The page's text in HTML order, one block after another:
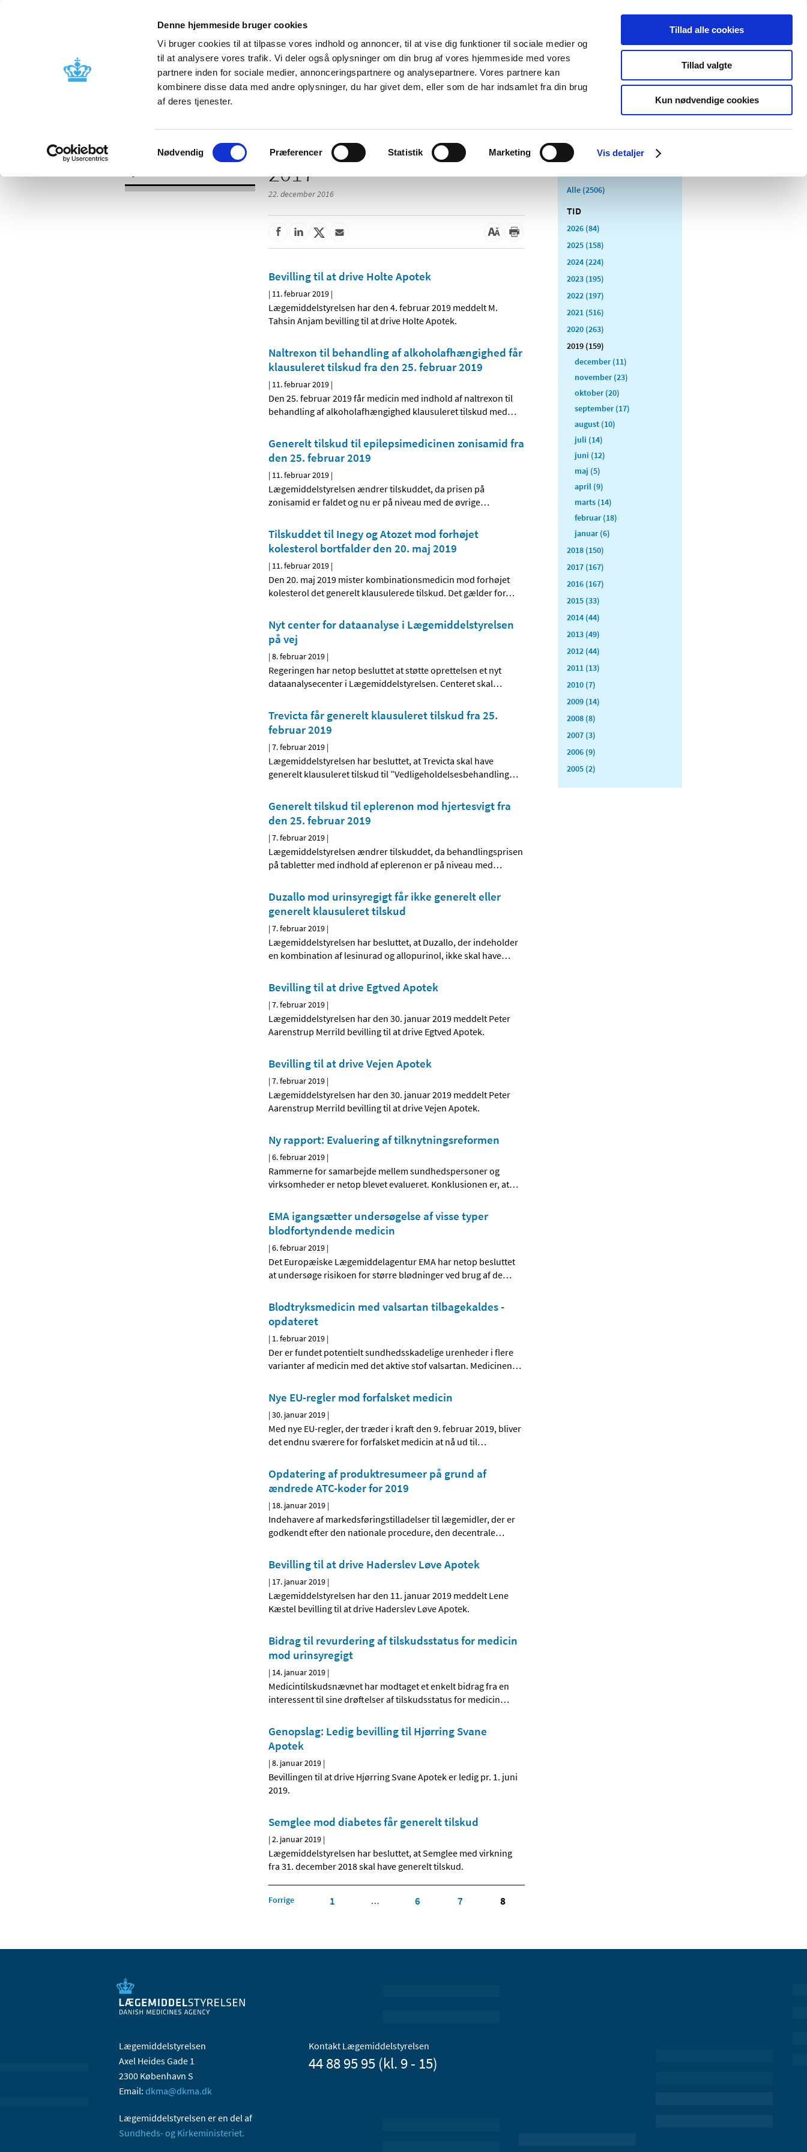
Denne hjemmeside bruger cookies
Vi bruger cookies til at tilpasse vores indhold og annoncer, til at vise dig funktioner til sociale medier og
til at analysere vores trafik. Vi deler også oplysninger om din brug af vores hjemmeside med vores
partnere inden for sociale medier, annonceringspartnere og analysepartnere. Vores partnere kan
kombinere disse data med andre oplysninger, du har givet dem, eller som de har indsamlet fra din brug
af deres tjenester.
Samtykkevalg
Nødvendig Præferencer Statistik Marketing Vis detaljer
Tillad alle cookies
Tillad valgte
Kun nødvendige cookies
Nyheder Om os Kontakt Udgivelser
Godkendelse og
Bivirkninger og
produktinformation
Tilskud og
Apoteker og salg af
Medicinsk
Særlige
produktområder
2017
22. december 2016
Bevilling til at drive Holte Apotek
| 11. februar 2019 |
Lægemiddelstyrelsen har den 4. februar 2019 meddelt M.
Tahsin Anjam bevilling til at drive Holte Apotek.
Naltrexon til behandling af alkoholafhængighed får
klausuleret tilskud fra den 25. februar 2019
| 11. februar 2019 |
Den 25. februar 2019 får medicin med indhold af naltrexon til
behandling af alkoholafhængighed klausuleret tilskud med…
Generelt tilskud til epilepsimedicinen zonisamid fra
den 25. februar 2019
| 11. februar 2019 |
Lægemiddelstyrelsen ændrer tilskuddet, da prisen på
zonisamid er faldet og nu er på niveau med de øvrige…
Tilskuddet til Inegy og Atozet mod forhøjet
kolesterol bortfalder den 20. maj 2019
| 11. februar 2019 |
Den 20. maj 2019 mister kombinationsmedicin mod forhøjet
kolesterol det generelt klausulerede tilskud. Det gælder for…
Nyt center for dataanalyse i Lægemiddelstyrelsen
på vej
|8. februar 2019 |
Regeringen har netop besluttet at støtte oprettelsen et nyt
dataanalysecenter i Lægemiddelstyrelsen. Centeret skal…
Trevicta får generelt klausuleret tilskud fra 25.
februar 2019
|7. februar 2019 |
Lægemiddelstyrelsen har besluttet, at Trevicta skal have
generelt klausuleret tilskud til ”Vedligeholdelsesbehandling…
Generelt tilskud til eplerenon mod hjertesvigt fra
den 25. februar 2019
|7. februar 2019 |
Lægemiddelstyrelsen ændrer tilskuddet, da behandlingsprisen
på tabletter med indhold af eplerenon er på niveau med…
Duzallo mod urinsyregigt får ikke generelt eller
generelt klausuleret tilskud
|7. februar 2019 |
Lægemiddelstyrelsen har besluttet, at Duzallo, der indeholder
en kombination af lesinurad og allopurinol, ikke skal have…
Bevilling til at drive Egtved Apotek
|7. februar 2019 |
Lægemiddelstyrelsen har den 30. januar 2019 meddelt Peter
Aarenstrup Merrild bevilling til at drive Egtved Apotek.
Bevilling til at drive Vejen Apotek
|7. februar 2019 |
Lægemiddelstyrelsen har den 30. januar 2019 meddelt Peter
Aarenstrup Merrild bevilling til at drive Vejen Apotek.
Ny rapport: Evaluering af tilknytningsreformen
|6. februar 2019 |
Rammerne for samarbejde mellem sundhedspersoner og
virksomheder er netop blevet evalueret. Konklusionen er, at…
EMA igangsætter undersøgelse af visse typer
blodfortyndende medicin
|6. februar 2019 |
Det Europæiske Lægemiddelagentur EMA har netop besluttet
at undersøge risikoen for større blødninger ved brug af de…
Blodtryksmedicin med valsartan tilbagekaldes -
opdateret
| 1. februar 2019 |
Der er fundet potentielt sundhedsskadelige urenheder i flere
varianter af medicin med det aktive stof valsartan. Medicinen…
Nye EU-regler mod forfalsket medicin
|30. januar 2019 |
Med nye EU-regler, der træder i kraft den 9. februar 2019, bliver
det endnu sværere for forfalsket medicin at nå ud til…
Opdatering af produktresumeer på grund af
ændrede ATC-koder for 2019
| 18. januar 2019 |
Indehavere af markedsføringstilladelser til lægemidler, der er
godkendt efter den nationale procedure, den decentrale…
Bevilling til at drive Haderslev Løve Apotek
| 17. januar 2019 |
Lægemiddelstyrelsen har den 11. januar 2019 meddelt Lene
Kæstel bevilling til at drive Haderslev Løve Apotek.
Bidrag til revurdering af tilskudsstatus for medicin
mod urinsyregigt
| 14. januar 2019 |
Medicintilskudsnævnet har modtaget et enkelt bidrag fra en
interessent til sine drøftelser af tilskudsstatus for medicin…
Genopslag: Ledig bevilling til Hjørring Svane
Apotek
|8. januar 2019 |
Bevillingen til at drive Hjørring Svane Apotek er ledig pr. 1. juni
2019.
Semglee mod diabetes får generelt tilskud
|2. januar 2019 |
Lægemiddelstyrelsen har besluttet, at Semglee med virkning
fra 31. december 2018 skal have generelt tilskud.
Forrige 1 … 6 7 8
Alle (2506)
TID
2026 (84)
2025 (158)
2024 (224)
2023 (195)
2022 (197)
2021 (516)
2020 (263)
2019 (159)
december (11)
november (23)
oktober (20)
september (17)
august (10)
juli (14)
juni (12)
maj (5)
april (9)
marts (14)
februar (18)
januar (6)
2018 (150)
2017 (167)
2016 (167)
2015 (33)
2014 (44)
2013 (49)
2012 (44)
2011 (13)
2010 (7)
2009 (14)
2008 (8)
2007 (3)
2006 (9)
2005 (2)
Lægemiddelstyrelsen
Axel Heides Gade 1
2300 København S
Email: dkma@dkma.dk
Lægemiddelstyrelsen er en del af
Sundheds- og Kirkeministeriet.
Kontakt Lægemiddelstyrelsen
44 88 95 95 (kl. 9 - 15)